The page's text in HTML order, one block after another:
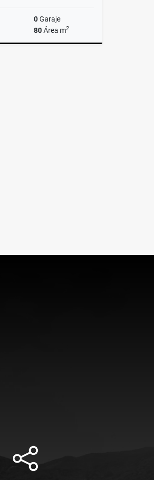
0Garaje
80Área m2